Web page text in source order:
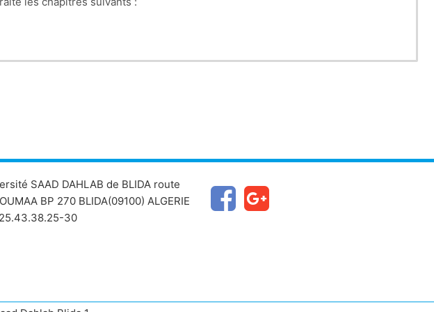
SAAD DAHLAB de BLIDA route
BP 270 BLIDA(09100) ALGERIE
30